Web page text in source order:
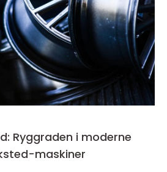
Ryggraden i moderne
maskiner